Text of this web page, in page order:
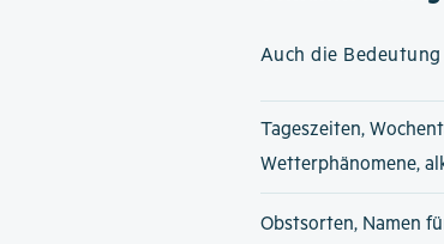
Auch die
Tageszeiten,
Wetterphänomene,
Obstsorten, Namen